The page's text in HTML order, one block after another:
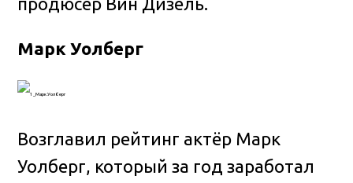
Марк Уолберг
Возглавил рейтинг актёр Марк
Уолберг, который за год заработал